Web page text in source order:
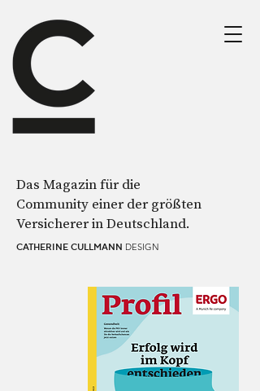
Das Magazin für die
Community einer der größten
Versicherer in Deutschland.
CATHERINE CULLMANN DESIGN